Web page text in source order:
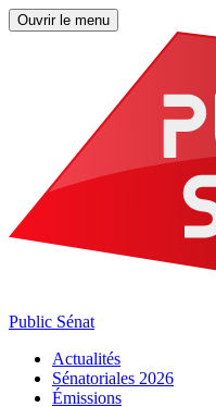
Ouvrir le menu
Public Sénat
Actualités
Sénatoriales 2026
Émissions